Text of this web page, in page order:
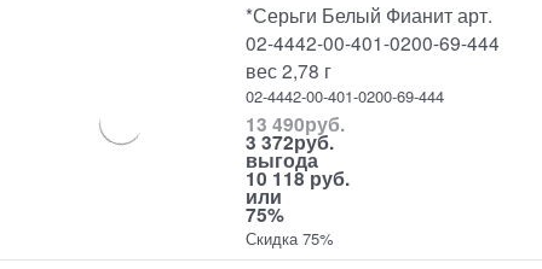
*Серьги Белый Фианит арт.
02-4442-00-401-0200-69-444
вес 2,78 г
02-4442-00-401-0200-69-444
13 490руб.
3 372руб.
выгода
10 118 руб.
или
75%
Скидка 75%